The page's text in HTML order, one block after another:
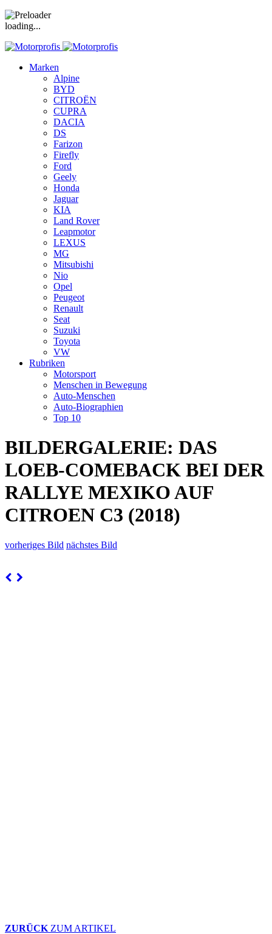
loading...
Marken
Alpine
BYD
CITROËN
CUPRA
DACIA
DS
Farizon
Firefly
Ford
Geely
Honda
Jaguar
KIA
Land Rover
Leapmotor
LEXUS
MG
Mitsubishi
Nio
Opel
Peugeot
Renault
Seat
Suzuki
Toyota
VW
Rubriken
Motorsport
Menschen in Bewegung
Auto-Menschen
Auto-Biographien
Top 10
BILDERGALERIE: DAS
LOEB-COMEBACK BEI DER
RALLYE MEXIKO AUF
CITROEN C3 (2018)
vorheriges Bild nächstes Bild
ZURÜCK ZUM ARTIKEL